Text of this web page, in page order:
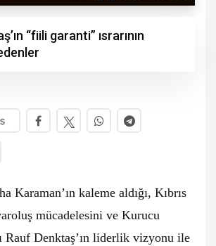
“fiili garanti” ısrarının
Karaman’ın kaleme aldığı, Kıbrıs
mücadelesini ve Kurucu
Rauf Denktaş’ın liderlik vizyonu ile